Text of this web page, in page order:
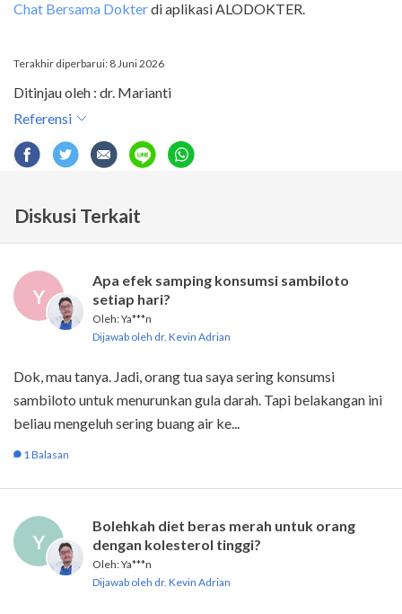
Chat Bersama Dokterdi aplikasi ALODOKTER.
Terakhir diperbarui: 8 Juni 2026